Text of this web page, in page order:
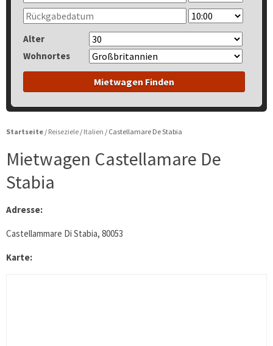
Alter
Wohnortes
Mietwagen Finden
Startseite / Reiseziele / Italien / Castellamare De Stabia
Mietwagen Castellamare De
Stabia
Adresse:
Castellammare Di Stabia, 80053
Karte: